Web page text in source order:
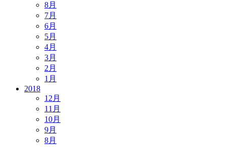
8月
7月
6月
5月
4月
3月
2月
1月
2018
12月
11月
10月
9月
8月